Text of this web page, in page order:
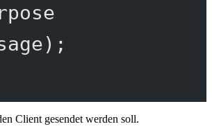
Client gesendet werden soll.